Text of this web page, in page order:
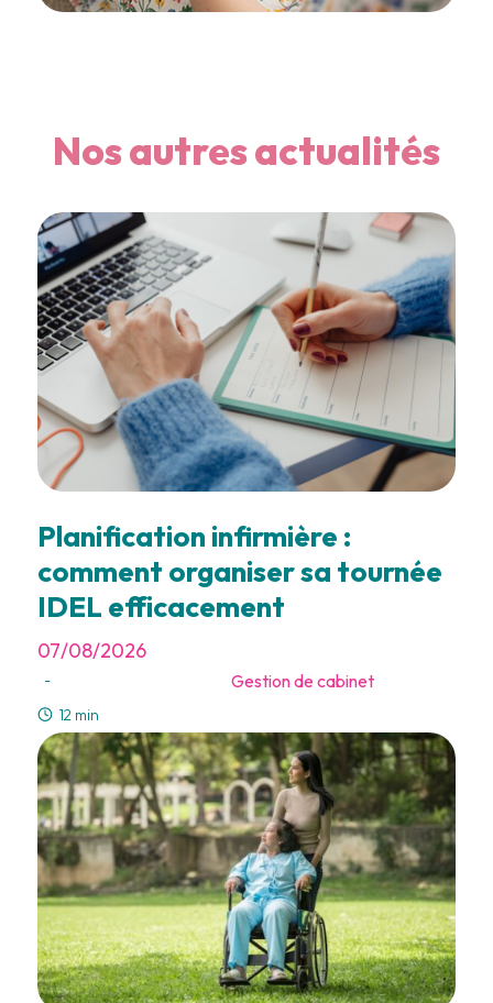
Nos autres actualités
Planification infirmière :
comment organiser sa tournée
IDEL efficacement
07/08/2026
- Gestion de cabinet
12 min